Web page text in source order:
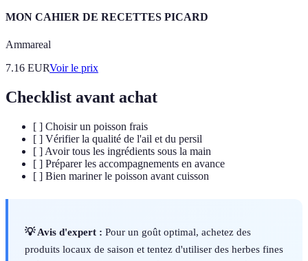
MON CAHIER DE RECETTES PICARD
Ammareal
7.16 EURVoir le prix
Checklist avant achat
[ ] Choisir un poisson frais
[ ] Vérifier la qualité de l'ail et du persil
[ ] Avoir tous les ingrédients sous la main
[ ] Préparer les accompagnements en avance
[ ] Bien mariner le poisson avant cuisson
💡 Avis d'expert : Pour un goût optimal, achetez des
produits locaux de saison et tentez d'utiliser des herbes fines